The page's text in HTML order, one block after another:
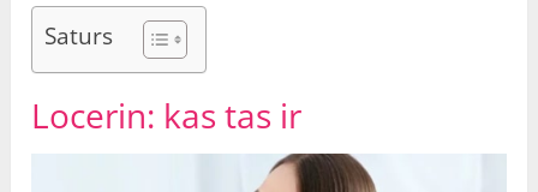
Saturs
Locerin: kas tas ir